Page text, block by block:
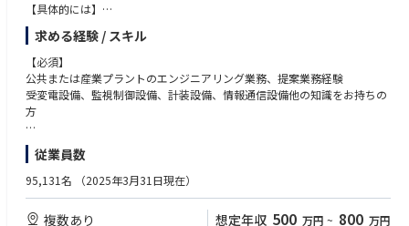
タセンターバックアップ、ペデレック、医療機器など幅広いお客様に電池
供給している事業価値、環境問題も含めた社会貢献の重要性を実感できま
す。モノづくりに於いてもDXを活用した改善、改革の喜びを仲間と分かち
合う事ができます。
【職場の雰囲気】
「全員が笑顔で仕事ができること」をモットーに、楽しみながら業務を行
っています。
【キャリアパス】
国内および、海外（中国）関係会社への業務展開を通じ、グローバルでの
【具体的には】
電気設備に関する提案案件のエンジニアリング業務
・システム検討、見積
・顧客への提案等
電気設備に関する受注案件のシステムエンジニアリング業務
・顧客との仕様協議
・システム・機器仕様の策定、工場への仕様引継ぎ
・工場・現地での顧客検査立会等
商品企画・開発の推進業務
当社は上下水道施設に関わる電気設備でトップクラスのシェアを保持して
求める経験 / スキル
【必須】
公共または産業プラントのエンジニアリング業務、提案業務経験
受変電設備、監視制御設備、計装設備、情報通信設備他の知識をお持ちの
方
【歓迎】下記いずれかの資格をお持ちの方
・技術士（電気電子、上下水道）
従業員数
95,131名 （2025年3月31日現在）
複数あり 想定年収 500 万円 ~ 800 万円